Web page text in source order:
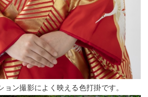
ョン撮影によく映える色打掛です。